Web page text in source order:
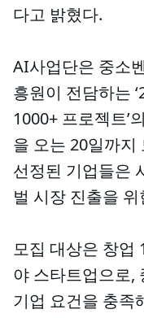
다고 밝혔다.
AI사업단은 중소
흥원이 전담하는
1000+ 프로젝트’
을 오는 20일까지
선정된 기업들은
벌 시장 진출을
모집 대상은 창업
야 스타트업으로,
기업 요건을 충족